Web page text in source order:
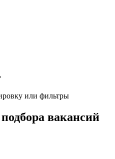
или фильтры
вакансий